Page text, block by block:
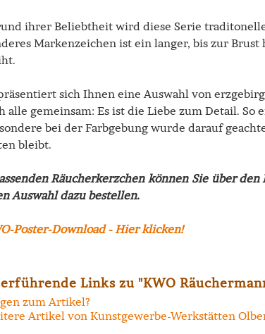
ihrer Beliebtheit wird diese Serie
Markenzeichen ist ein langer, bis zur
sich Ihnen eine Auswahl von
alle gemeinsam: Es ist die Liebe zum Detail.
bei der Farbgebung wurde darauf
bleibt.
Räucherkerzchen können Sie über
Auswahl dazu bestellen.
Links zu "KWO
zum Artikel?
Artikel von Kunstgewerbe-Werkstätten